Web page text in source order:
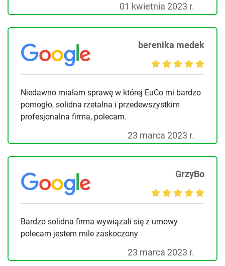
01 kwietnia 2023 r.
berenika medek
Niedawno miałam sprawę w której EuCo mi bardzo
pomogło, solidna rzetalna i przedewszystkim
profesjonalna firma, polecam.
23 marca 2023 r.
GrzyBo
Bardzo solidna firma wywiązali się z umowy
polecam jestem mile zaskoczony
23 marca 2023 r.